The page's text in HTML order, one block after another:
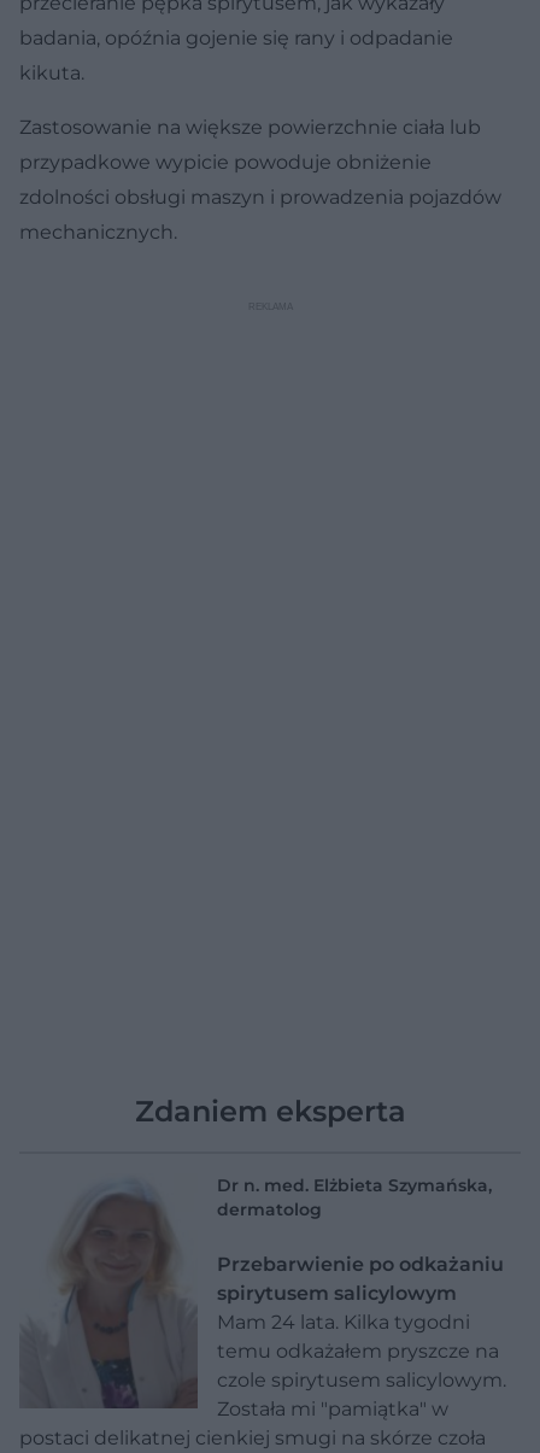
badania, opóźnia gojenie się rany i odpadanie
kikuta.
Zastosowanie na większe powierzchnie ciała lub
przypadkowe wypicie powoduje obniżenie
zdolności obsługi maszyn i prowadzenia pojazdów
mechanicznych.
Zdaniem eksperta
Dr n. med. Elżbieta Szymańska,
dermatolog
Przebarwienie po odkażaniu
spirytusem salicylowym
Mam 24 lata. Kilka tygodni
temu odkażałem pryszcze na
czole spirytusem salicylowym.
Została mi "pamiątka" w
postaci delikatnej cienkiej smugi na skórze czoła